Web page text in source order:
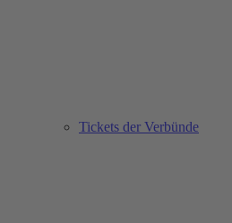
Tickets der Verbünde